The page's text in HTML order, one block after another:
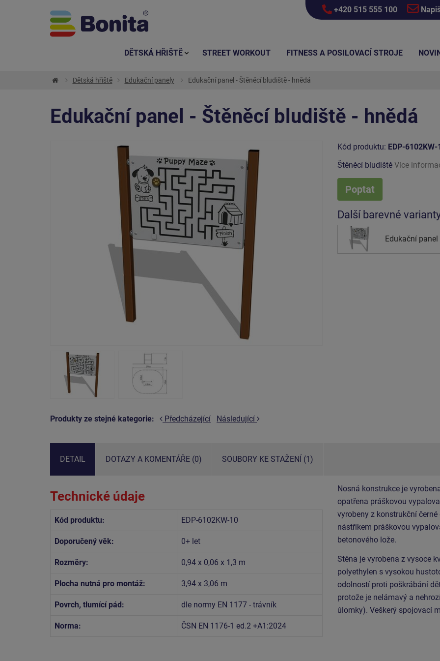
+420 515 555 100
Dětská hřiště Edukační panely Edukační panel - Štěněcí bludiště - hnědá
Edukační panel - Štěněcí bludiště - hnědá
Produkty ze stejné kategorie: Předcházející Následující
Kód produktu: EDP-6102KW-
Štěněcí bludiště Více
Poptat
Další barevné
Edukační
DETAIL DOTAZY A KOMENTÁŘE (0) SOUBORY KE STAŽENÍ (1)
Technické údaje
Kód produktu: EDP-6102KW-10
Doporučený věk: 0+ let
Rozměry: 0,94 x 0,06 x 1,3 m
Plocha nutná pro montáž: 3,94 x 3,06 m
Povrch, tlumící pád: dle normy EN 1177 - trávník
Norma: ČSN EN 1176-1 ed.2 +A1:2024
Nosná konstrukce je
opatřena práškovou
vyrobeny z konstrukční
nástřikem práškovou
betonového lože.
Stěna je vyrobena z vysoce
polyethylen s vysokou
odolností proti poškrábání
protože je nelámavý a
úlomky). Veškerý spojovací
DĚTSKÁ HŘIŠTĚ STREET WORKOUT FITNESS A POSILOVACÍ STROJE